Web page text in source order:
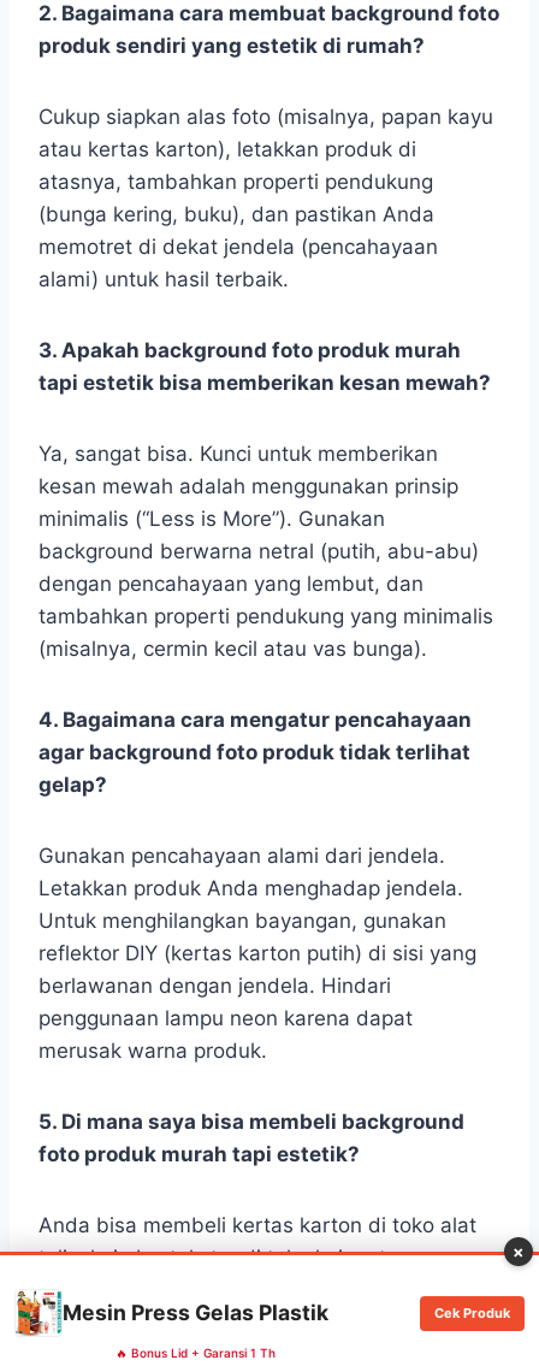
2. Bagaimana cara membuat background foto
produk sendiri yang estetik di rumah?
Cukup siapkan alas foto (misalnya, papan kayu
atau kertas karton), letakkan produk di
atasnya, tambahkan properti pendukung
(bunga kering, buku), dan pastikan Anda
memotret di dekat jendela (pencahayaan
alami) untuk hasil terbaik.
3. Apakah background foto produk murah
tapi estetik bisa memberikan kesan mewah?
Ya, sangat bisa. Kunci untuk memberikan
kesan mewah adalah menggunakan prinsip
minimalis (“Less is More”). Gunakan
background berwarna netral (putih, abu-abu)
dengan pencahayaan yang lembut, dan
tambahkan properti pendukung yang minimalis
(misalnya, cermin kecil atau vas bunga).
4. Bagaimana cara mengatur pencahayaan
agar background foto produk tidak terlihat
gelap?
Gunakan pencahayaan alami dari jendela.
Letakkan produk Anda menghadap jendela.
Untuk menghilangkan bayangan, gunakan
reflektor DIY (kertas karton putih) di sisi yang
berlawanan dengan jendela. Hindari
penggunaan lampu neon karena dapat
merusak warna produk.
5. Di mana saya bisa membeli background
foto produk murah tapi estetik?
Anda bisa membeli kertas karton di toko alat
tulis, kain bertekstur di toko kain, atau papan
kayu bekas di toko bangunan. Jika Anda ingin
yang lebih praktis, banyak marketplace yang
menjual alas foto (photoboard) dengan motif
×
Mesin Press Gelas Plastik
🔥 Bonus Lid + Garansi 1 Th
Cek Produk